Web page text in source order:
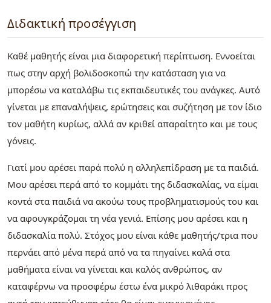
Διδακτική προσέγγιση
Καθέ μαθητής είναι μια διαφορετική περίπτωση. Εννοείται
πως στην αρχή βολιδοσκοπώ την κατάσταση για να
μπορέσω να καταλάβω τις εκπαιδευτικές του ανάγκες. Αυτό
γίνεται με επαναλήψεις, ερώτησεις και συζήτηση με τον ίδιο
τον μαθήτη κυρίως, αλλά αν κριθεί απαραίτητο και με τους
γόνεις.
Γιατί μου αρέσει παρά πολύ η αλληλεπίδραση με τα παιδιά.
Μου αρέσει περά από το κομμάτι της διδασκαλίας, να είμαι
κοντά στα παιδιά να ακούω τους προβληματισμούς του και
να αφουγκράζομαι τη νέα γενιά. Επίσης μου αρέσει και η
διδασκαλία πολύ. Στόχος μου είναι κάθε μαθητής/τρια που
περνάει από μένα περά από να τα πηγαίνει καλά στα
μαθήματα είναι να γίνεται και καλός ανθρώπος, αν
καταφέρνω να προσφέρω έστω ένα μικρό λιθαράκι προς